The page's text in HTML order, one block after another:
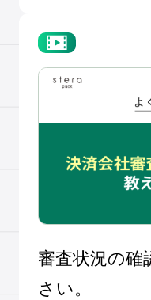
審査状況の確
さい。